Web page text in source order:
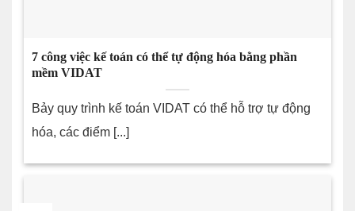
7 công việc kế toán có thể tự động hóa bằng phần
mềm VIDAT
Bảy quy trình kế toán VIDAT có thể hỗ trợ tự động
hóa, các điểm [...]